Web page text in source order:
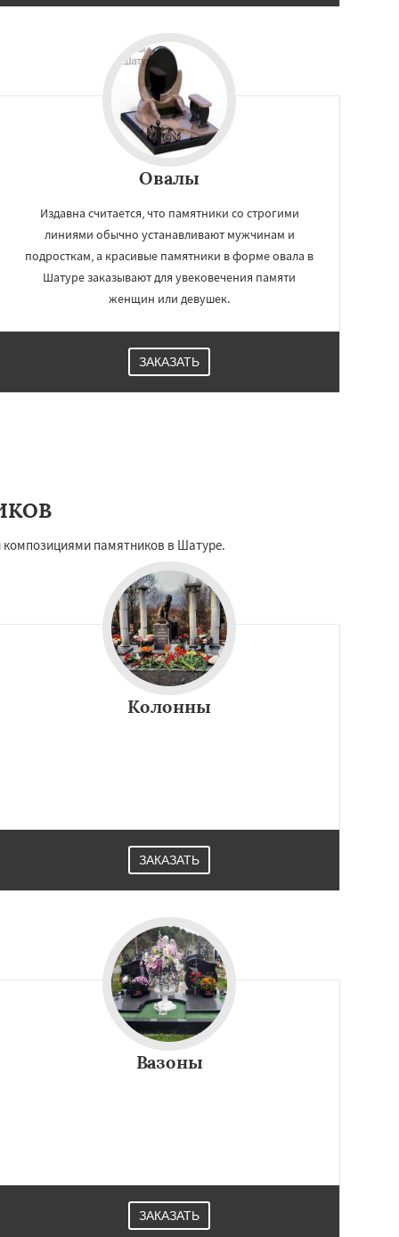
Овалы
Издавна считается, что памятники со строгими
линиями обычно устанавливают мужчинам и
подросткам, а красивые памятники в форме овала в
Шатуре заказывают для увековечения памяти
женщин или девушек.
ЗАКАЗАТЬ
памятников в Шатуре.
Колонны
ЗАКАЗАТЬ
Вазоны
ЗАКАЗАТЬ